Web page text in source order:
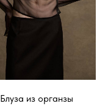
Блуза из органзы